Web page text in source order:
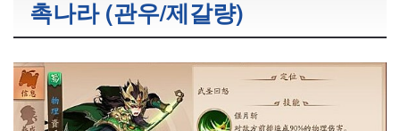
촉나라 (관우/제갈량)